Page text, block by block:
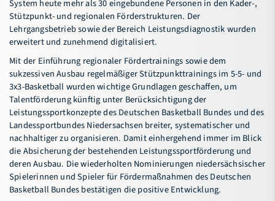
System heute mehr als 30 eingebundene Personen in den Kader-,
Stützpunkt- und regionalen Förderstrukturen. Der
Lehrgangsbetrieb sowie der Bereich Leistungsdiagnostik wurden
erweitert und zunehmend digitalisiert.
Mit der Einführung regionaler Fördertrainings sowie dem
sukzessiven Ausbau regelmäßiger Stützpunkttrainings im 5-5- und
3x3-Basketball wurden wichtige Grundlagen geschaffen, um
Talentförderung künftig unter Berücksichtigung der
Leistungssportkonzepte des Deutschen Basketball Bundes und des
Landessportbundes Niedersachsen breiter, systematischer und
nachhaltiger zu organisieren. Damit einhergehend immer im Blick
die Absicherung der bestehenden Leistungssportförderung und
deren Ausbau. Die wiederholten Nominierungen niedersächsischer
Spielerinnen und Spieler für Fördermaßnahmen des Deutschen
Basketball Bundes bestätigen die positive Entwicklung.